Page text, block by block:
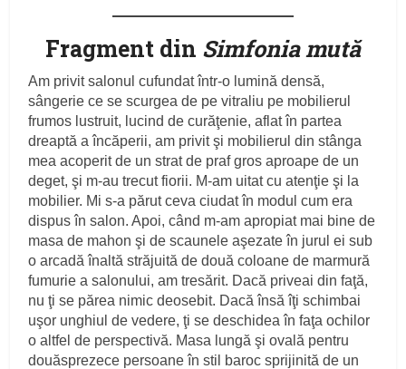
Fragment din Simfonia mută
Am privit salonul cufundat într‑o lumină densă,
sângerie ce se scurgea de pe vitraliu pe mobilierul
frumos lustruit, lucind de curăţenie, aflat în partea
dreaptă a încăperii, am privit şi mobilierul din stânga
mea acoperit de un strat de praf gros aproape de un
deget, şi m‑au trecut fiorii. M‑am uitat cu atenţie şi la
mobilier. Mi s‑a părut ceva ciudat în modul cum era
dispus în salon. Apoi, când m‑am apropiat mai bine de
masa de mahon şi de scaunele aşezate în jurul ei sub
o arcadă înaltă străjuită de două coloane de marmură
fumurie a salonului, am tresărit. Dacă priveai din faţă,
nu ţi se părea nimic deosebit. Dacă însă îţi schimbai
uşor unghiul de vedere, ţi se deschidea în faţa ochilor
o altfel de perspectivă. Masa lungă şi ovală pentru
douăsprezece persoane în stil baroc sprijinită de un